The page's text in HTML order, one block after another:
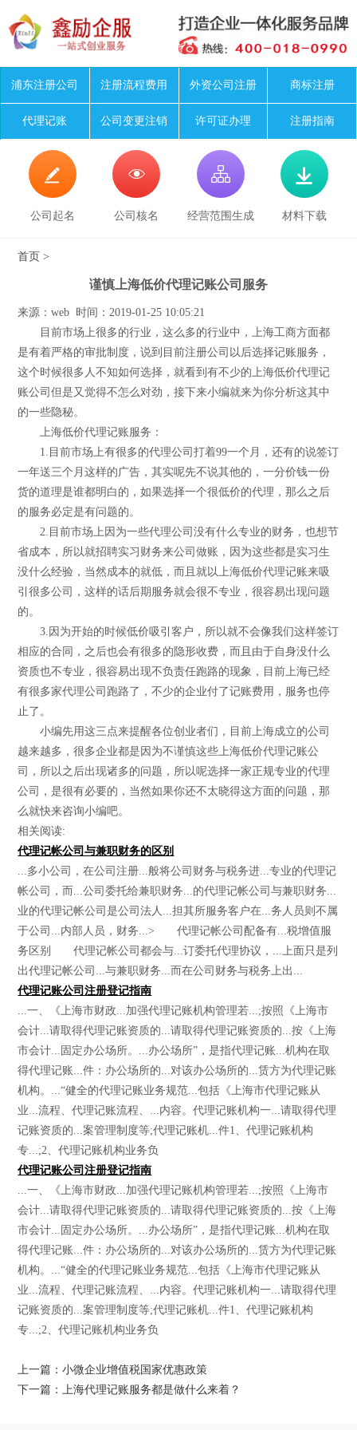
浦东注册公司 注册流程费用 外资公司注册 商标注册
代理记账 公司变更注销 许可证办理 注册指南

公司起名

公司核名

经营范围生成

材料下载
首页 >
谨慎上海低价代理记账公司服务
来源：web 时间：2019-01-25 10:05:21
目前市场上很多的行业，这么多的行业中，上海工商方面都
是有着严格的审批制度，说到目前注册公司以后选择记账服务，
这个时候很多人不知如何选择，就看到有不少的上海低价代理记
账公司但是又觉得不怎么对劲，接下来小编就来为你分析这其中
的一些隐秘。
上海低价代理记账服务：
1.目前市场上有很多的代理公司打着99一个月，还有的说签订
一年送三个月这样的广告，其实呢先不说其他的，一分价钱一份
货的道理是谁都明白的，如果选择一个很低价的代理，那么之后
的服务必定是有问题的。
2.目前市场上因为一些代理公司没有什么专业的财务，也想节
省成本，所以就招聘实习财务来公司做账，因为这些都是实习生
没什么经验，当然成本的就低，而且就以上海低价代理记账来吸
引很多公司，这样的话后期服务就会很不专业，很容易出现问题
的。
3.因为开始的时候低价吸引客户，所以就不会像我们这样签订
相应的合同，之后也会有很多的隐形收费，而且由于自身没什么
资质也不专业，很容易出现不负责任跑路的现象，目前上海已经
有很多家代理公司跑路了，不少的企业付了记账费用，服务也停
止了。
小编先用这三点来提醒各位创业者们，目前上海成立的公司
越来越多，很多企业都是因为不谨慎这些上海低价代理记账公
司，所以之后出现诸多的问题，所以呢选择一家正规专业的代理
公司，是很有必要的，当然如果你还不太晓得这方面的问题，那
么就快来咨询小编吧。
相关阅读:
代理记帐公司与兼职财务的区别
...多小公司，在公司注册...般将公司财务与税务进...专业的代理记
帐公司，而...公司委托给兼职财务...的代理记帐公司与兼职财务...
业的代理记帐公司是公司法人...担其所服务客户在...务人员则不属
于公司...内部人员，财务...> 代理记帐公司配备有...税增值服
务区别 代理记帐公司都会与...订委托代理协议，...上面只是列
出代理记帐公司...与兼职财务...而在公司财务与税务上出...
代理记账公司注册登记指南
...一、《上海市财政...加强代理记账机构管理若...;按照《上海市
会计...请取得代理记账资质的...请取得代理记账资质的...按《上海
市会计...固定办公场所。...办公场所”，是指代理记账...机构在取
得代理记账...件：办公场所的...对该办公场所的...赁方为代理记账
机构。...“健全的代理记账业务规范...包括《上海市代理记账从
业...流程、代理记账流程、...内容。代理记账机构一...请取得代理
记账资质的...案管理制度等;代理记账机...件1、代理记账机构
专...;2、代理记账机构业务负
代理记账公司注册登记指南
...一、《上海市财政...加强代理记账机构管理若...;按照《上海市
会计...请取得代理记账资质的...请取得代理记账资质的...按《上海
市会计...固定办公场所。...办公场所”，是指代理记账...机构在取
得代理记账...件：办公场所的...对该办公场所的...赁方为代理记账
机构。...“健全的代理记账业务规范...包括《上海市代理记账从
业...流程、代理记账流程、...内容。代理记账机构一...请取得代理
记账资质的...案管理制度等;代理记账机...件1、代理记账机构
专...;2、代理记账机构业务负
上一篇：小微企业增值税国家优惠政策
下一篇：上海代理记账服务都是做什么来着？